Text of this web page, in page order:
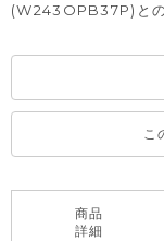
(W243OPB37P)との
こ
商品
詳細